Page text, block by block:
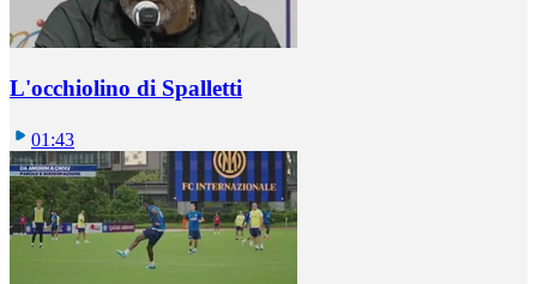
L'occhiolino di Spalletti
01:43